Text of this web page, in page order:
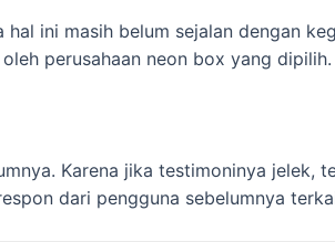
ini masih belum sejalan dengan
perusahaan neon box yang dipilih.
Karena jika testimoninya jelek,
dari pengguna sebelumnya